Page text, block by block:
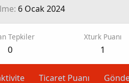
6 Ocak 2024
Tepkiler
0
Xturk Puanı
1
Ticaret Puanı